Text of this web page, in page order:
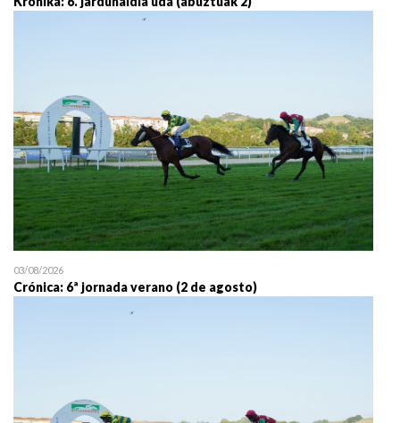
19/07 11:30
03/08/2026
Crónica: 6ª jornada verano (2 de agosto)